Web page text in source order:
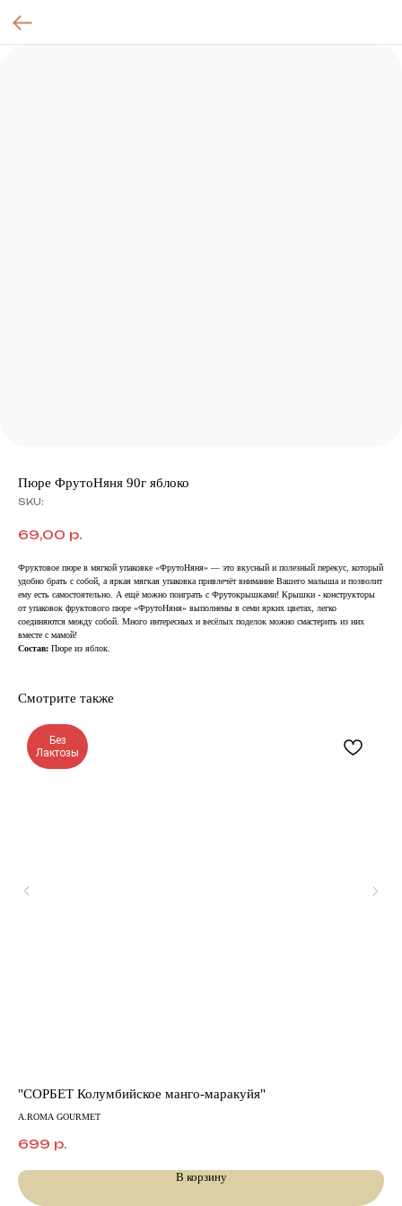
Пюре ФрутоНяня 90г яблоко
SKU:
69,00 р.
Фруктовое пюре в мягкой упаковке «ФрутоНяня» — это вкусный и полезный перекус, который
удобно брать с собой, а яркая мягкая упаковка привлечёт внимание Вашего малыша и позволит
ему есть самостоятельно. А ещё можно поиграть с Фрутокрышками! Крышки - конструкторы
от упаковок фруктового пюре «ФрутоНяня» выполнены в семи ярких цветах, легко
соединяются между собой. Много интересных и весёлых поделок можно смастерить из них
вместе с мамой!
Состав: Пюре из яблок.
Смотрите также
Без
Лактозы
"СОРБЕТ Колумбийское манго-маракуйя"
A.ROMA GOURMET
699 р.
В корзину